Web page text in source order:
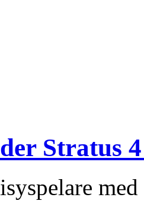
Stratus